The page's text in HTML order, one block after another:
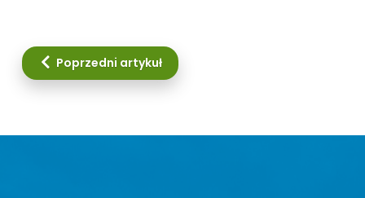
Poprzedni artykuł: segregacja
Poprzedni artykuł